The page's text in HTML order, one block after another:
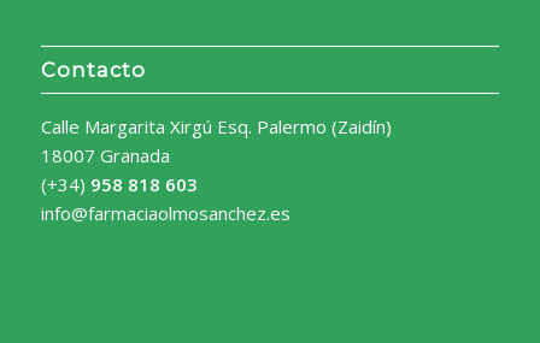
Contacto
Calle Margarita Xirgú Esq. Palermo (Zaidín)
18007 Granada
(+34) 958 818 603
info@farmaciaolmosanchez.es